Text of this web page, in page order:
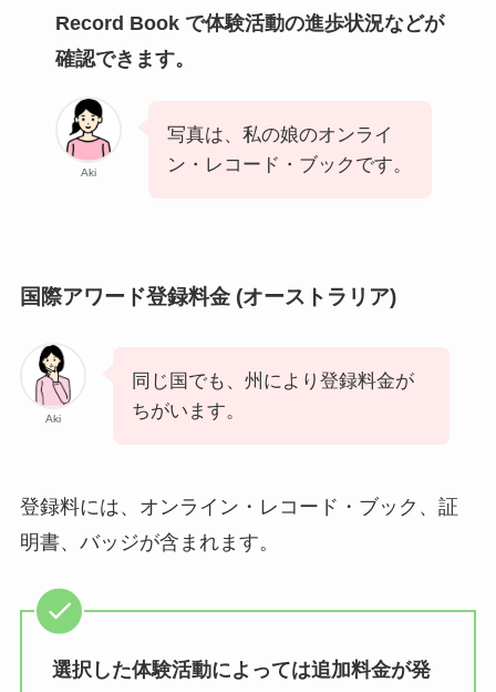
Record Book で体験活動の進歩状況などが
確認できます。
Aki
写真は、私の娘のオンライ
ン・レコード・ブックです。
国際アワード登録料金 (オーストラリア)
Aki
同じ国でも、州により登録料金が
ちがいます。
登録料には、オンライン・レコード・ブック、証
明書、バッジが含まれます。
選択した体験活動によっては追加料金が発